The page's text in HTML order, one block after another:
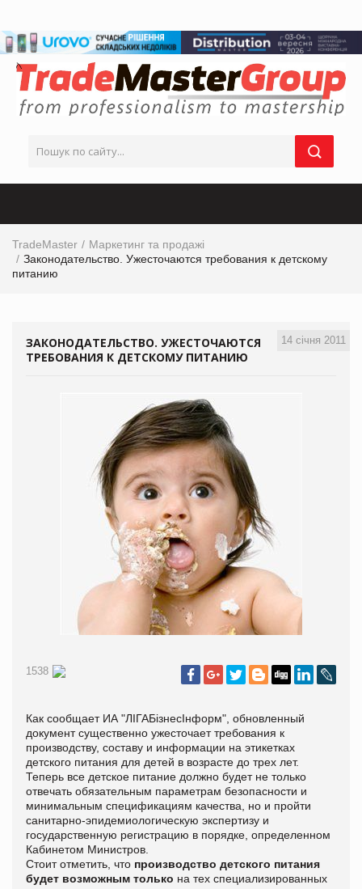
TradeMaster
Маркетинг та продажі
Законодательство. Ужесточаются требования к детскому
питанию
14 січня 2011
ЗАКОНОДАТЕЛЬСТВО. УЖЕСТОЧАЮТСЯ
ТРЕБОВАНИЯ К ДЕТСКОМУ ПИТАНИЮ
1538
Как сообщает ИА "ЛIГАБiзнесIнформ", обновленный
документ существенно ужесточает требования к
производству, составу и информации на этикетках
детского питания для детей в возрасте до трех лет.
Теперь все детское питание должно будет не только
отвечать обязательным параметрам безопасности и
минимальным спецификациям качества, но и пройти
санитарно-эпидемиологическую экспертизу и
государственную регистрацию в порядке, определенном
Кабинетом Министров.
Стоит отметить, что производство детского питания
будет возможным только на тех специализированных